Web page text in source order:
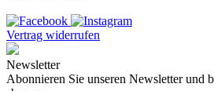
Vertrag widerrufen
Newsletter
Abonnieren Sie unseren Newsletter und